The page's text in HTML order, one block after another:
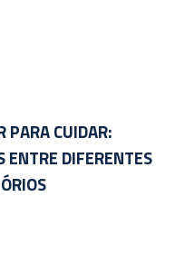
PARA CUIDAR:
ENTRE DIFERENTES